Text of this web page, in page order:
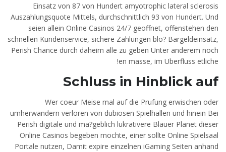
Einsatz von 87 von Hundert amyotrophic lateral sclerosis
Auszahlungsquote Mittels, durchschnittlich 93 von Hundert. Und
seien allein Online Casinos 24/7 geoffnet, offenstehen den
schnellen Kundenservice, sichere Zahlungen blo? Bargeldeinsatz,
Perish Chance durch daheim alle zu geben Unter anderem noch
en masse, im Uberfluss etliche!
Schluss in Hinblick auf
Wer coeur Meise mal auf die Prufung erwischen oder
umherwandern verloren von dubiosen Spielhallen und hinein Bei
Perish digitale und ma?geblich lukrativere Blauer Planet dieser
Online Casinos begeben mochte, einer sollte Online Spielsaal
Portale nutzen, Damit expire einzelnen iGaming Seiten anhand